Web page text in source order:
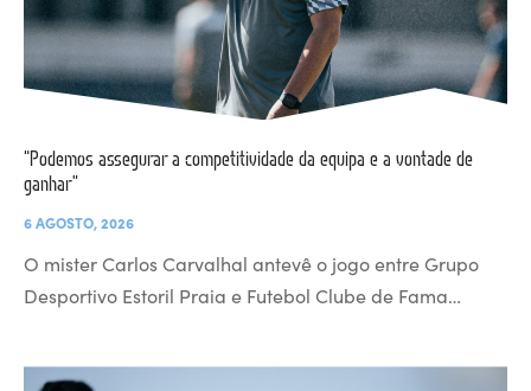
“Podemos assegurar a competitividade da equipa e a vontade de
ganhar”
6 AGOSTO, 2026
O mister Carlos Carvalhal antevê o jogo entre Grupo
Desportivo Estoril Praia e Futebol Clube de Fama…